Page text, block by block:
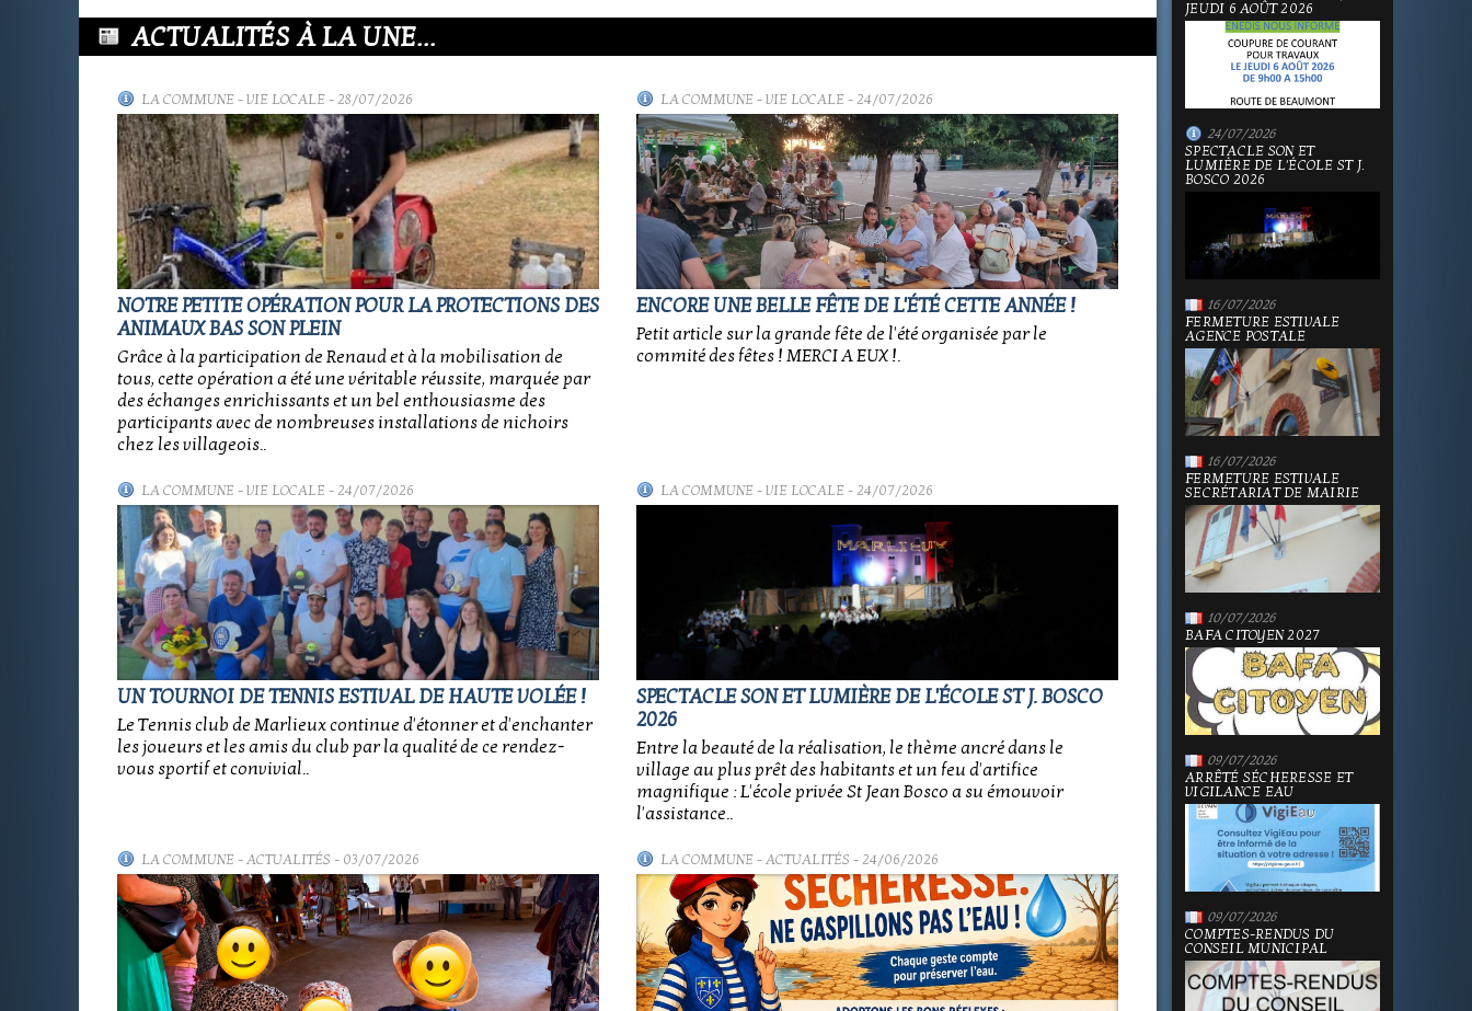
ACTUALITÉS À LA UNE...
LA COMMUNE-VIE LOCALE- 28/07/2026
NOTRE PETITE OPÉRATION POUR LA PROTECTIONS DES
ANIMAUX BAS SON PLEIN
Grâce à la participation de Renaud et à la mobilisation de
tous, cette opération a été une véritable réussite, marquée par
des échanges enrichissants et un bel enthousiasme des
participants avec de nombreuses installations de nichoirs
chez les villageois..
LA COMMUNE-VIE LOCALE- 24/07/2026
ENCORE UNE BELLE FÊTE DE L'ÉTÉ CETTE ANNÉE !
Petit article sur la grande fête de l'été organisée par le
commité des fêtes ! MERCI A EUX !.
LA COMMUNE-VIE LOCALE- 24/07/2026
UN TOURNOI DE TENNIS ESTIVAL DE HAUTE VOLÉE !
Le Tennis club de Marlieux continue d'étonner et d'enchanter
les joueurs et les amis du club par la qualité de ce rendez-
vous sportif et convivial..
LA COMMUNE-VIE LOCALE- 24/07/2026
SPECTACLE SON ET LUMIÈRE DE L'ÉCOLE ST J. BOSCO
2026
Entre la beauté de la réalisation, le thème ancré dans le
village au plus prêt des habitants et un feu d'artifice
magnifique : L'école privée St Jean Bosco a su émouvoir
l'assistance..
LA COMMUNE-ACTUALITÉS - 03/07/2026 LA COMMUNE-ACTUALITÉS - 24/06/2026
JEUDI 6 AOÛT 2026
24/07/2026
SPECTACLE SON ET
LUMIÈRE DE L'ÉCOLE ST J.
BOSCO 2026
16/07/2026
FERMETURE ESTIVALE
AGENCE POSTALE
16/07/2026
FERMETURE ESTIVALE
SECRÉTARIAT DE MAIRIE
10/07/2026
BAFA CITOYEN 2027
09/07/2026
ARRÊTÉ SÉCHERESSE ET
VIGILANCE EAU
09/07/2026
COMPTES-RENDUS DU
CONSEIL MUNICIPAL